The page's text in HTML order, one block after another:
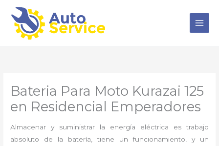
contenido
Bateria Para Moto Kurazai 125
en Residencial Emperadores
Almacenar y suministrar la energía eléctrica es trabajo
absoluto de la batería, tiene un funcionamiento, y un